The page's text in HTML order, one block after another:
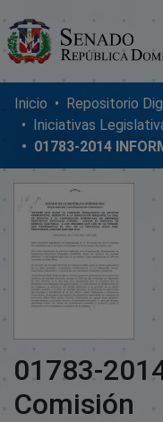
Comunidades
Glosario
Nosotros
Inicio
Iniciativas
01783-
Comisión